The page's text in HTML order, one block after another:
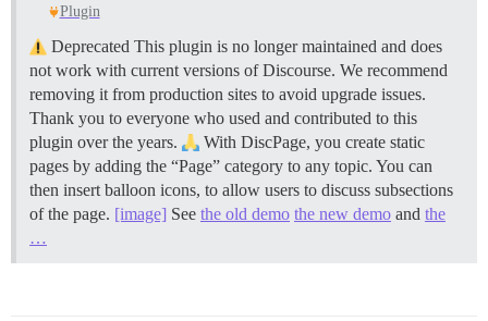
Plugin
Deprecated This plugin is no longer maintained and does
not work with current versions of Discourse. We recommend
removing it from production sites to avoid upgrade issues.
Thank you to everyone who used and contributed to this
plugin over the years.
With DiscPage, you create static
pages by adding the “Page” category to any topic. You can
then insert balloon icons, to allow users to discuss subsections
of the page. [image] See the old demo the new demo and the
…